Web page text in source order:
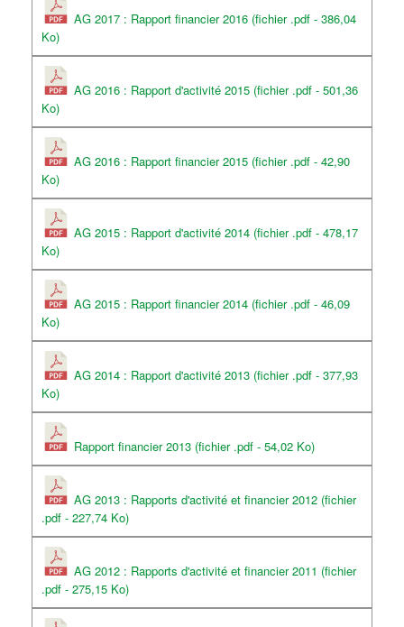
AG 2017 : Rapport financier 2016 (fichier .pdf - 386,04
Ko)
AG 2016 : Rapport d'activité 2015 (fichier .pdf - 501,36
Ko)
AG 2016 : Rapport financier 2015 (fichier .pdf - 42,90
Ko)
AG 2015 : Rapport d'activité 2014 (fichier .pdf - 478,17
Ko)
AG 2015 : Rapport financier 2014 (fichier .pdf - 46,09
Ko)
AG 2014 : Rapport d'activité 2013 (fichier .pdf - 377,93
Ko)
Rapport financier 2013 (fichier .pdf - 54,02 Ko)
AG 2013 : Rapports d'activité et financier 2012 (fichier
.pdf - 227,74 Ko)
AG 2012 : Rapports d'activité et financier 2011 (fichier
.pdf - 275,15 Ko)